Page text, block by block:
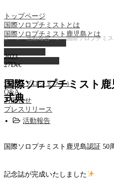
トップページ
国際ソロプチミストとは
国際ソロプチミスト鹿児島とは
パストガバナー紹介
鹿児島クラブ紹介
活動（プロジェクト）
Q&A
お問合せ
プレスリリース
Home 活動報告 国際ソロプチミ
2023
27Dec
国際ソロプチミスト鹿
式典
活動報告
国際ソロプチミスト鹿児島認証 50
記念誌が完成いたしました